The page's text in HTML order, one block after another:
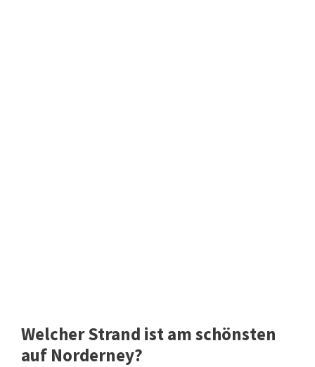
Welcher Strand ist am schönsten
auf Norderney?